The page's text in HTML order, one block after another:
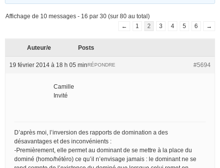
Affichage de 10 messages - 16 par 30 (sur 80 au total)
←
1 2 3 4 5 6 →
Auteur/e Posts
19 février 2014 à 18 h 05 min #5694
RÉPONDRE
Camille
Invité
D’après moi, l’inversion des rapports de domination a des
désavantages et des inconvénients :
-Premièrement, elle permet au dominant de se mettre à la place du
dominé (homo/hétéro) ce qu’il n’envisage jamais : le dominant ne se